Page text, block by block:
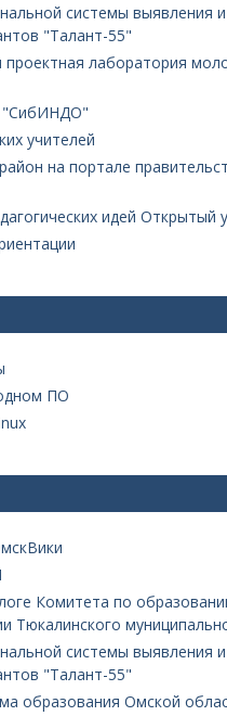
системы выявления
"Талант-55"
проектная лаборатория
учителей
на портале
идей Открытый
ПО
Комитета по
Тюкалинского
системы выявления
"Талант-55"
образования Омской